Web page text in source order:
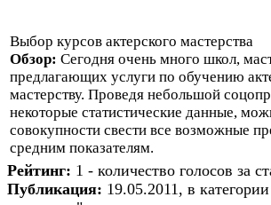
Выбор курсов актерского мастерства
Обзор: Сегодня очень много школ,
предлагающих услуги по обучению
мастерству. Проведя небольшой
некоторые статистические данные,
совокупности свести все возможные
средним показателям.
Рейтинг: 1 - количество голосов за
Публикация: 19.05.2011, в